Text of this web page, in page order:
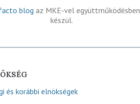
blog az MKE-vel együttműködésben
készül.
és korábbi elnökségek